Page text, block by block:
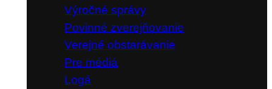
Výročné správy
Povinné zverejňovanie
Verejné obstarávanie
Pre médiá
Logá